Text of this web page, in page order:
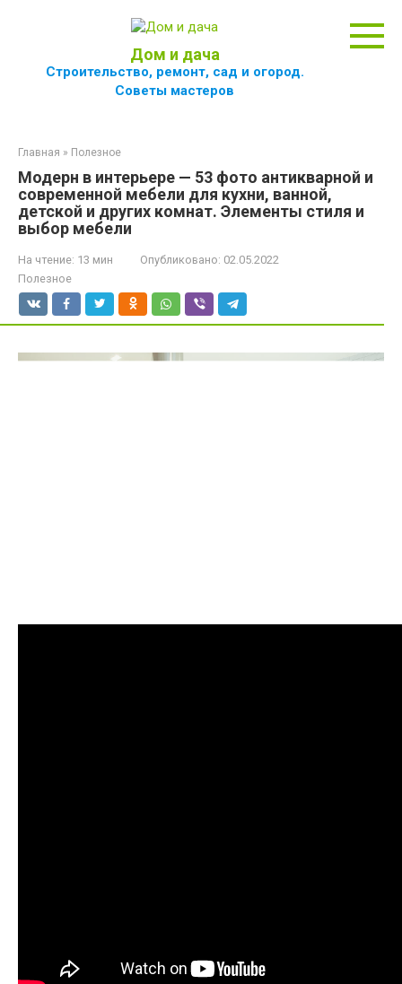
Дом и дача
Строительство, ремонт, сад и огород.
Советы мастеров
Главная » Полезное
Модерн в интерьере — 53 фото антикварной и
современной мебели для кухни, ванной,
детской и других комнат. Элементы стиля и
выбор мебели
На чтение: 13 мин Опубликовано: 02.05.2022
Полезное